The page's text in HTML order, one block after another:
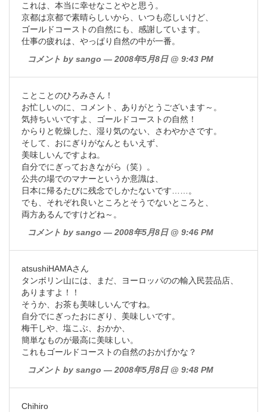
これは、本当に幸せなことやと思う。
京都は京都で素晴らしいから、いつも恋しいけど、
ゴールドコーストの自然にも、感謝しています。
仕事の疲れは、やっぱり自然の中が一番。
コメント by sango — 2008年5月8日 @ 9:43 PM
ことことのひろみさん！
お忙しいのに、コメント、ありがとうございます～。
気持ちいいですよ、ゴールドコーストの自然！
からりと乾燥した、湿り気のない、さわやかさです。
そして、おにぎりがなんともいえず、
美味しいんですよね。
自分でにぎっておきながら（笑）。
公共の場でのマナーというか意識は、
日本に帰るたびに残念でしかたないです……。
でも、それぞれ良いところとそうでないところと、
両方あるんですけどね～。
コメント by sango — 2008年5月8日 @ 9:46 PM
atsushiHAMAさん
タンボリン山には、まだ、ヨーロッパのの輸入民芸品店、
ありますよ！！
そうか、お茶も美味しいんですね。
自分でにぎったおにぎり、美味しいです。
梅干しや、塩こぶ、おかか、
簡単なものが最高に美味しい。
これもゴールドコーストの自然のおかげかな？
コメント by sango — 2008年5月8日 @ 9:48 PM
Chihiro